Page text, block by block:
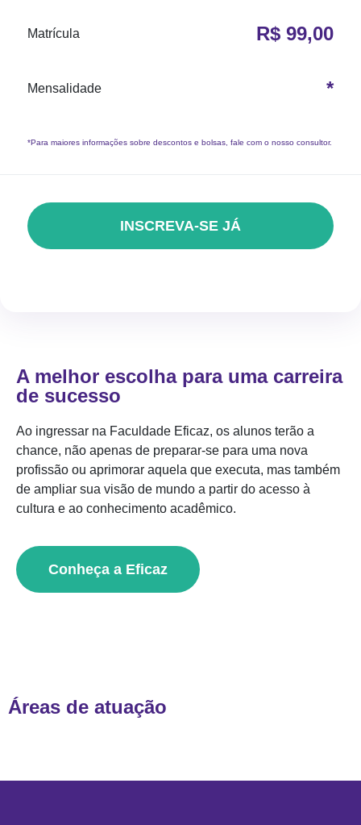
Matrícula R$ 99,00
Mensalidade *
*Para maiores informações sobre descontos e bolsas, fale com o nosso consultor.
INSCREVA-SE JÁ
A melhor escolha para uma carreira
de sucesso
Ao ingressar na Faculdade Eficaz, os alunos terão a
chance, não apenas de preparar-se para uma nova
profissão ou aprimorar aquela que executa, mas também
de ampliar sua visão de mundo a partir do acesso à
cultura e ao conhecimento acadêmico.
Conheça a Eficaz
Áreas de atuação